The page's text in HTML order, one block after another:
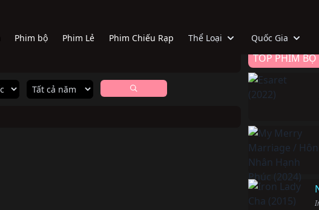
Phim bộ Phim Lẻ Phim Chiếu Rạp Thể Loại Quốc Gia
TOP PHIM BỘ